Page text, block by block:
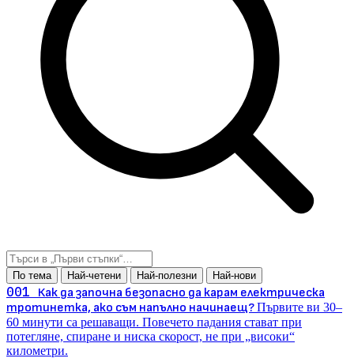
По тема Най-четени Най-полезни Най-нови
001 Как да започна безопасно да карам електрическа
тротинетка, ако съм напълно начинаещ?Първите ви 30–
60 минути са решаващи. Повечето падания стават при
потегляне, спиране и ниска скорост, не при „високи“
километри.